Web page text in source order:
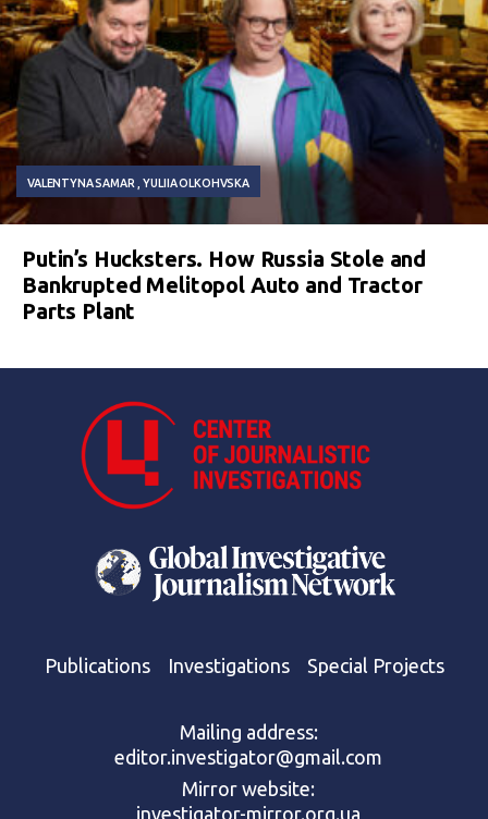
VALENTYNA SAMAR YULIIA OLKOHVSKA
Putin’s Hucksters. How Russia Stole and
Bankrupted Melitopol Auto and Tractor
Parts Plant
Publications Investigations Special Projects
Mailing address:
editor.investigator@gmail.com
Mirror website:
investigator-mirror.org.ua